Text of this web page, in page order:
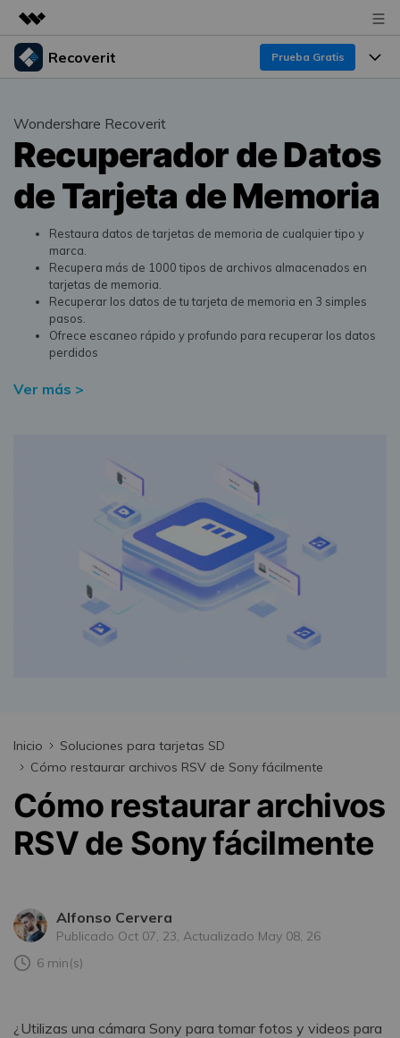
Productos destacados
Utilidades
Soluciones
Quiénes somos
Sala de prensa
Tienda
Soporte
Recoverit Prueba Gratis
Recoverit para Windows
Líder en recuperación para Windows
Pruébalo Gratis
Recoverit para Mac
Recupera datos ilimitados del sistema Mac
Recoverit Gratis
Recupera datos perdidos/eliminados gratis
Pruébalo Gratis
Otros Productos
Funciones
Recuperar de Unidades
Recuperar Medios Borrados
Soluciones de Recuperación Exclusivas Nuevo
Recuperar Documentos
Escenarios de Pérdida de Datos
Recursos
Por qué Recoverit
Experto en Recuperación de Datos
Historias de Clientes
Temas Destacados
DESCARGAR Sign In
Wondershare Recoverit
Recuperador de Datos
de Tarjeta de Memoria
Restaura datos de tarjetas de memoria de cualquier tipo y
marca.
Recupera más de 1000 tipos de archivos almacenados en
tarjetas de memoria.
Recuperar los datos de tu tarjeta de memoria en 3 simples
pasos.
Ofrece escaneo rápido y profundo para recuperar los datos
perdidos
Ver más >
Inicio
Soluciones para tarjetas SD
Cómo restaurar archivos RSV de Sony fácilmente
Cómo restaurar archivos
RSV de Sony fácilmente
Alfonso Cervera
Publicado Oct 07, 23, Actualizado May 08, 26
6 min(s)
¿Utilizas una cámara Sony para tomar fotos y videos para